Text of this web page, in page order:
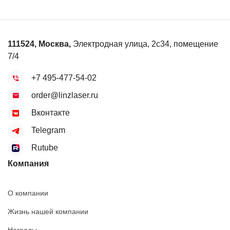
111524, Москва, Электродная улица, 2с34, помещение
7/4
+7 495-477-54-02
order@linzlaser.ru
Вконтакте
Telegram
Rutube
Компания
О компании
Жизнь нашей компании